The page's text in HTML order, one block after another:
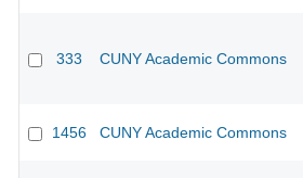
333 CUNY Academic Commons
1456 CUNY Academic Commons